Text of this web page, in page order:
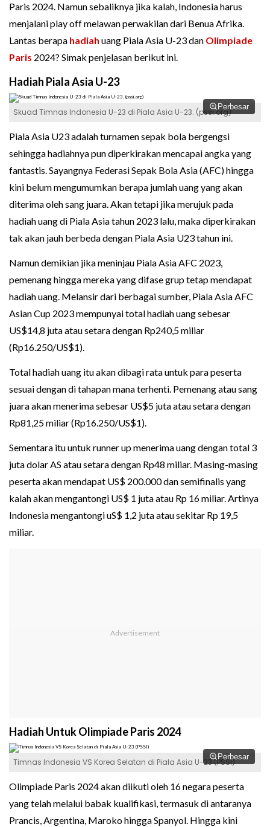
Paris 2024. Namun sebaliknya jika kalah, Indonesia harus
menjalani play off melawan perwakilan dari Benua Afrika.
Lantas berapa hadiah uang Piala Asia U-23 dan Olimpiade
Paris 2024? Simak penjelasan berikut ini.
Hadiah Piala Asia U-23
Perbesar
Skuad Timnas Indonesia U-23 di Piala Asia U-23. (pssi.org)
Piala Asia U23 adalah turnamen sepak bola bergengsi
sehingga hadiahnya pun diperkirakan mencapai angka yang
fantastis. Sayangnya Federasi Sepak Bola Asia (AFC) hingga
kini belum mengumumkan berapa jumlah uang yang akan
diterima oleh sang juara. Akan tetapi jika merujuk pada
hadiah uang di Piala Asia tahun 2023 lalu, maka diperkirakan
tak akan jauh berbeda dengan Piala Asia U23 tahun ini.
Namun demikian jika meninjau Piala Asia AFC 2023,
pemenang hingga mereka yang difase grup tetap mendapat
hadiah uang. Melansir dari berbagai sumber, Piala Asia AFC
Asian Cup 2023 mempunyai total hadiah uang sebesar
US$14,8 juta atau setara dengan Rp240,5 miliar
(Rp16.250/US$1).
Total hadiah uang itu akan dibagi rata untuk para peserta
sesuai dengan di tahapan mana terhenti. Pemenang atau sang
juara akan menerima sebesar US$5 juta atau setara dengan
Rp81,25 miliar (Rp16.250/US$1).
Sementara itu untuk runner up menerima uang dengan total 3
juta dolar AS atau setara dengan Rp48 miliar. Masing-masing
peserta akan mendapat US$ 200.000 dan semifinalis yang
kalah akan mengantongi US$ 1 juta atau Rp 16 miliar. Artinya
Indonesia mengantongi uS$ 1,2 juta atau sekitar Rp 19,5
miliar.
Hadiah Untuk Olimpiade Paris 2024
Perbesar
Timnas Indonesia VS Korea Selatan di Piala Asia U-23 (PSSI)
Olimpiade Paris 2024 akan diikuti oleh 16 negara peserta
yang telah melalui babak kualifikasi, termasuk di antaranya
Prancis, Argentina, Maroko hingga Spanyol. Hingga kini